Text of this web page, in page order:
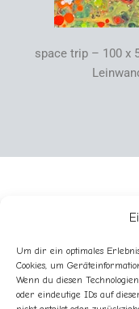
Um dir ein optimales
Cookies, um
Wenn du diesen
oder eindeutige IDs auf
space trip – 100 x